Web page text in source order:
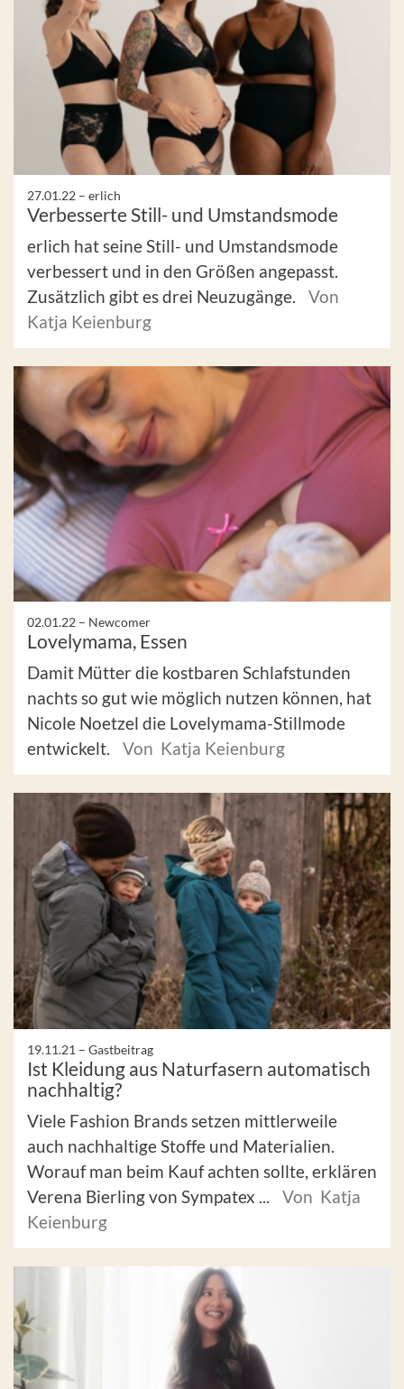
27.01.22 – erlich
Verbesserte Still- und Umstandsmode
erlich hat seine Still- und Umstandsmode
verbessert und in den Größen angepasst.
Zusätzlich gibt es drei Neuzugänge.
Von
Katja Keienburg
02.01.22 – Newcomer
Lovelymama, Essen
Damit Mütter die kostbaren Schlafstunden
nachts so gut wie möglich nutzen können, hat
Nicole Noetzel die Lovelymama-Stillmode
entwickelt.
Von Katja Keienburg
19.11.21 – Gastbeitrag
Ist Kleidung aus Naturfasern automatisch
nachhaltig?
Viele Fashion Brands setzen mittlerweile
auch nachhaltige Stoffe und Materialien.
Worauf man beim Kauf achten sollte, erklären
Verena Bierling von Sympatex ...
Von Katja
Keienburg